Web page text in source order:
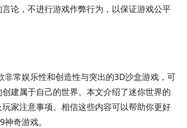
论，不进行游戏作弊行为，以保证游戏公平
非常娱乐性和创造性与突出的3D沙盒游戏，可
建属于自己的世界。本文介绍了迷你世界的
家注意事项。相信这些内容可以帮助你更好
奇游戏。